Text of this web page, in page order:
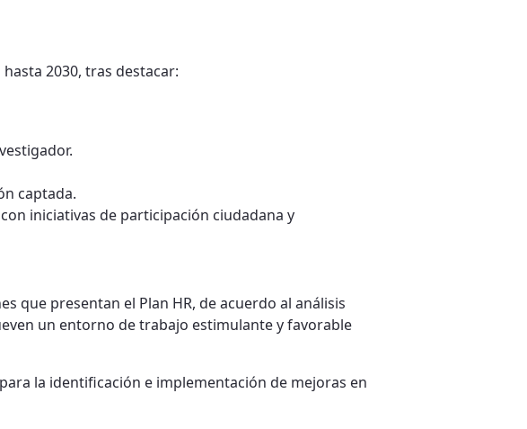
2030, tras destacar:
captada.
iniciativas de participación ciudadana y
que presentan el Plan HR, de acuerdo al análisis
un entorno de trabajo estimulante y favorable
la identificación e implementación de mejoras en